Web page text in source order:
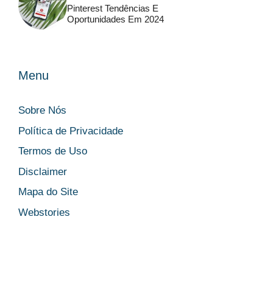
Pinterest Tendências E
Oportunidades Em 2024
Menu
Sobre Nós
Política de Privacidade
Termos de Uso
Disclaimer
Mapa do Site
Webstories